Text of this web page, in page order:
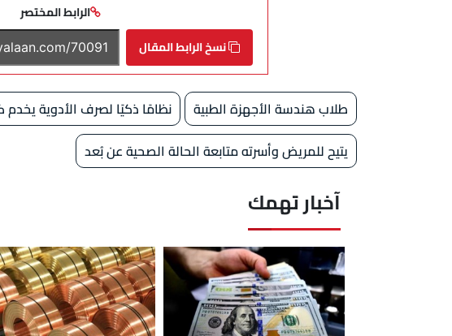
الرابط المختصر
نسخ الرابط المقال
طلاب هندسة الأجهزة الطبية
نظامًا ذكيًا لصرف الأدوية يخدم
يتيح للمريض وأسرته متابعة الحالة الصحية عن بُعد
آخبار تهمك